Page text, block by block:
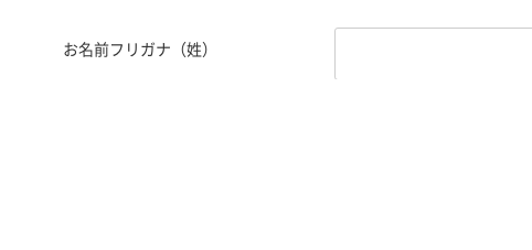
お名前フリガナ（姓）